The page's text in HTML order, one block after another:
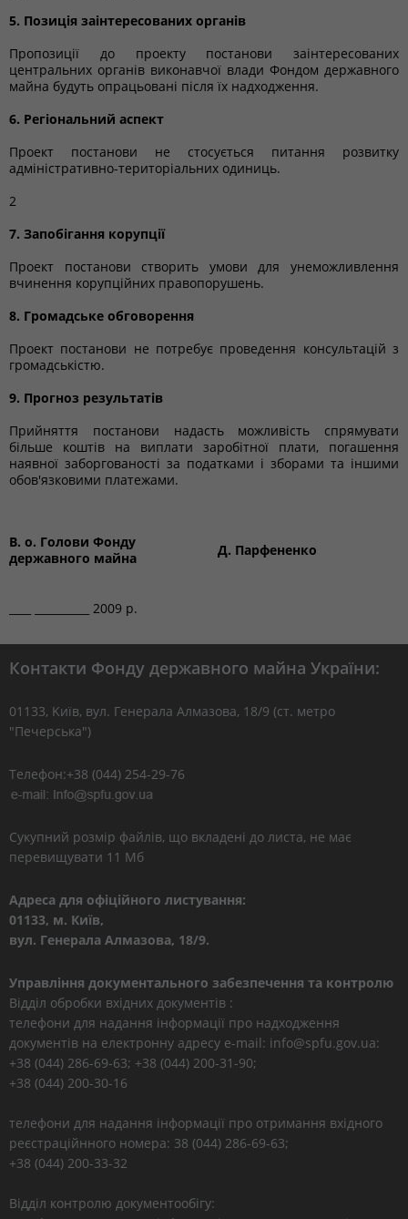
5. Позиція заінтересованих органів
Пропозиції до проекту постанови заінтересованих
центральних органів виконавчої влади Фондом державного
майна будуть опрацьовані після їх надходження.
6. Регіональний аспект
Проект постанови не стосується питання розвитку
адміністративно-територіальних одиниць.
2
7. Запобігання корупції
Проект постанови створить умови для унеможливлення
вчинення корупційних правопорушень.
8. Громадське обговорення
Проект постанови не потребує проведення консультацій з
громадськістю.
9. Прогноз результатів
Прийняття постанови надасть можливість спрямувати
більше коштів на виплати заробітної плати, погашення
наявної заборгованості за податками і зборами та іншими
обов'язковими платежами.
В. о. Голови Фонду
державного майна
Д. Парфененко
____ __________ 2009 р.
Контакти Фонду державного майна України:
01133, Kиїв, вул. Генерала Алмазова, 18/9 (ст. метро
"Печерська")
Телефон:+38 (044) 254-29-76
Сукупний розмір файлів, що вкладені до листа, не має
перевищувати 11 Мб
Адреса для офіційного листування:
01133, м. Київ,
вул. Генерала Алмазова, 18/9.
Управління документального забезпечення та контролю
Відділ обробки вхідних документів :
телефони для надання інформації про надходження
документів на електронну адресу e-mail: info@spfu.gov.ua:
+38 (044) 286-69-63; +38 (044) 200-31-90;
+38 (044) 200-30-16
телефони для надання інформації про отримання вхідного
реєстраційнного номера: 38 (044) 286-69-63;
+38 (044) 200-33-32
Відділ контролю документообігу: